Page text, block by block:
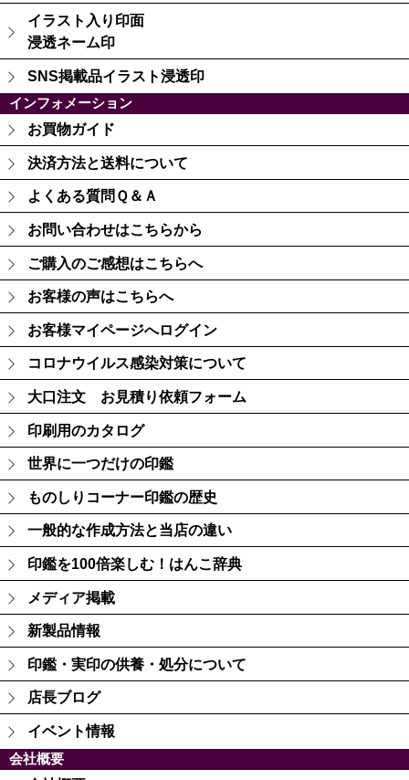
イラスト入り印面
浸透ネーム印
SNS掲載品イラスト浸透印
インフォメーション
お買物ガイド
決済方法と送料について
よくある質問Ｑ＆Ａ
お問い合わせはこちらから
ご購入のご感想はこちらへ
お客様の声はこちらへ
お客様マイページへログイン
コロナウイルス感染対策について
大口注文 お見積り依頼フォーム
印刷用のカタログ
世界に一つだけの印鑑
ものしりコーナー印鑑の歴史
一般的な作成方法と当店の違い
印鑑を100倍楽しむ！はんこ辞典
メディア掲載
新製品情報
印鑑・実印の供養・処分について
店長ブログ
イベント情報
会社概要